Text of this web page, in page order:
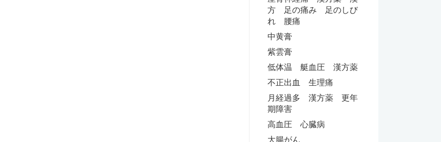
方 足の痛み 足のしび
れ 腰痛
中黄膏
紫雲膏
低体温 艇血圧 漢方薬
不正出血 生理痛
月経過多 漢方薬 更年
期障害
高血圧 心臓病
大腸がん